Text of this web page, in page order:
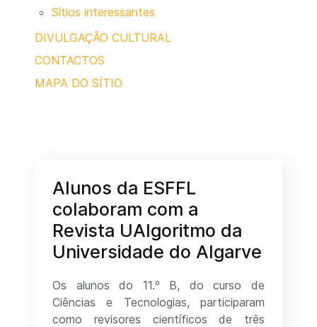
Sítios interessantes
DIVULGAÇÃO CULTURAL
CONTACTOS
MAPA DO SÍTIO
Alunos da ESFFL
colaboram com a
Revista UAlgoritmo da
Universidade do Algarve
Os alunos do 11.º B, do curso de
Ciências e Tecnologias, participaram
como revisores científicos de três